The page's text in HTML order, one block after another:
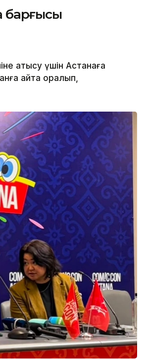
барғысы
қатысу үшін Астанаға
қайта оралып,